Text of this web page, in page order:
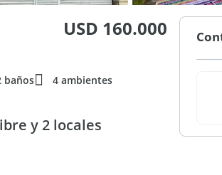
USD 160.000
baños
4 ambientes
y 2 locales